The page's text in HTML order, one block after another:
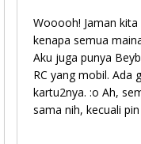
Wooooh! Jaman
kenapa semua
Aku juga punya
RC yang mobil. Ada
kartu2nya. :o Ah,
sama nih, kecuali